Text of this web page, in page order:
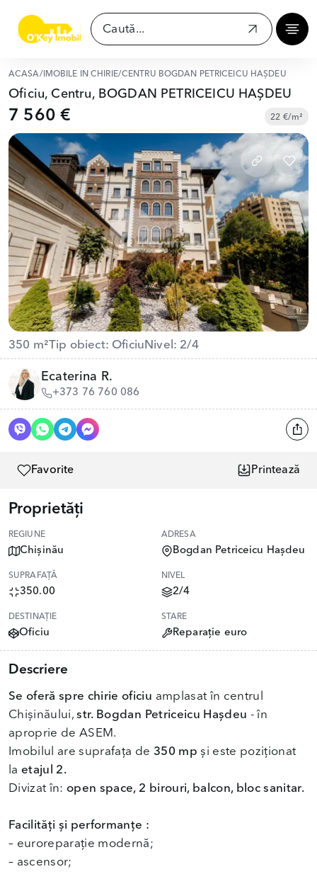
ACASĂ/ IMOBILE ÎN CHIRIE/CENTRU BOGDAN PETRICEICU HAȘDEU
Oficiu, Centru, BOGDAN PETRICEICU HAȘDEU
7 560 € 22 €/m²
350 m²Tip obiect: Oficiu Nivel: 2/4
Ecaterina R.
+373 76 760 086
Favorite Printează
Proprietăți
REGIUNE
Chișinău
ADRESA
Bogdan Petriceicu Hașdeu
SUPRAFAȚĂ
350.00
NIVEL
2/4
DESTINAȚIE
Oficiu
STARE
Reparație euro
Descriere
Se oferă spre chirie oficiu amplasat în centrul
Chișinăului,str. Bogdan Petriceicu Hașdeu - în
aproprie de ASEM.
Imobilul are suprafața de 350 mp și este poziționat
la etajul 2.
Divizat în: open space, 2 birouri, balcon, bloc sanitar.
Facilități și performanțe :
– euroreparație modernă;
– ascensor;